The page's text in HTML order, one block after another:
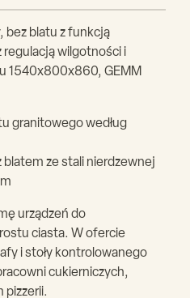
bez blatu z funkcją
wilgotności i
1540x800x860, GEMM
granitowego według
ze stali nierdzewnej
urządzeń do
ciasta. W ofercie
i stoły kontrolowanego
cukierniczych,
pizzerii.